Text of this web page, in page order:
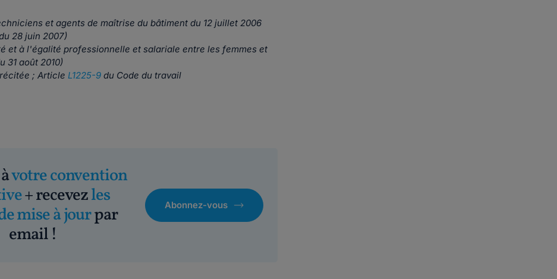
et agents de maîtrise du bâtiment du 12 juillet 2006
28 juin 2007)
et à l'égalité professionnelle et salariale entre les femmes et
31 août 2010)
; Article L1225-9 du Code du travail
votre convention
+ recevezles
mise à jourpar
email !
Abonnez-vous